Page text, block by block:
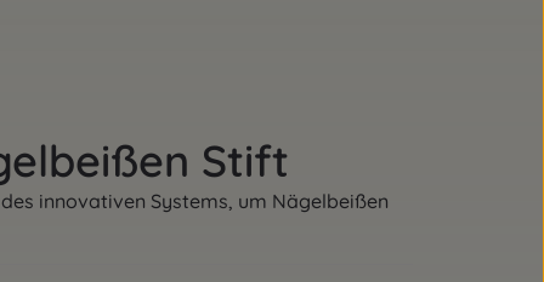
Stift
innovativen Systems, um Nägelbeißen